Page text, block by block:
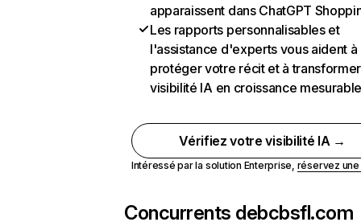
apparaissent dans ChatGPT
Les rapports personnalisables et
l'assistance d'experts vous aident à
protéger votre récit et à
visibilité IA en croissance
Vérifiez votre visibilité IA →
Intéressé par la solution Enterprise, réservez
Concurrents debcbsfl.com